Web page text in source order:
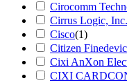
Cirocomm
Cirrus Logic, Inc.
Cisco(1)
Citizen
Cixi AnXon
CIXI